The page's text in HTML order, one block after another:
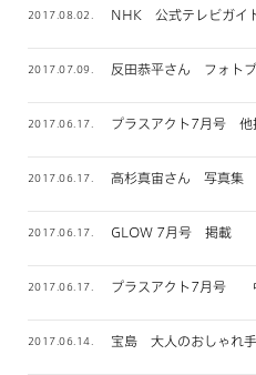
2017.08.02. NHK 公式テレビガイ
2017.07.09. 反田恭平さん フォト
2017.06.17. プラスアクト7月号 他
2017.06.17. 高杉真宙さん 写真集
2017.06.17. GLOW 7月号 掲載
2017.06.17. プラスアクト7月号
2017.06.14. 宝島 大人のおしゃれ